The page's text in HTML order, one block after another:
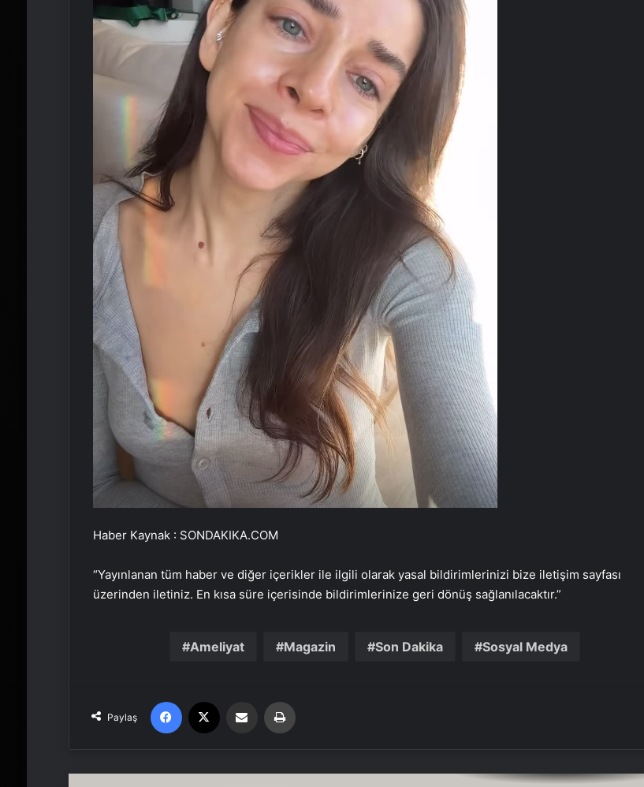
Haber Kaynak : SONDAKIKA.COM
“Yayınlanan tüm haber ve diğer içerikler ile ilgili olarak yasal bildirimlerinizi bize iletişim sayfası
üzerinden iletiniz. En kısa süre içerisinde bildirimlerinize geri dönüş sağlanılacaktır.”
Ameliyat Magazin Son Dakika Sosyal Medya
Paylaş
Facebook Email'den paylaş
Şanlıurfa Boşanma Avukatı ile
Eşya Depolama Rehberi
İklimlendirmeli Güvenli Saklama
Ortopodoloji İle Diyabetik Ayak